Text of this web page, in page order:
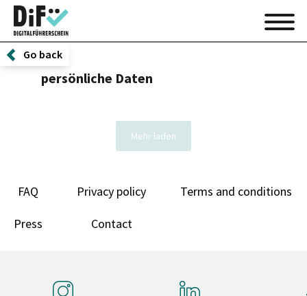
Go back
persönliche Daten
Mehr laden
FAQ Privacy policy Terms and conditions
Press Contact